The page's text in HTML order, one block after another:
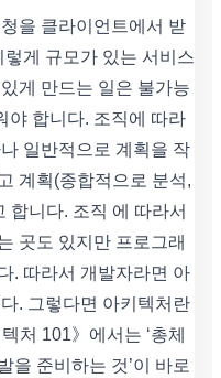
을 클라이언트에서 받
게 규모가 있는 서비스
게 만드는 일은 불가능
야 합니다. 조직에 따라
일반적으로 계획을 작
계획(종합적으로 분석,
합니다. 조직 에 따라서
곳도 있지만 프로그래
. 따라서 개발자라면 아
. 그렇다면 아키텍처란
처 101》에서는 ‘총체
을 준비하는 것’이 바로